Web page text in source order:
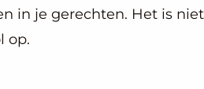
in je gerechten. Het is
op.